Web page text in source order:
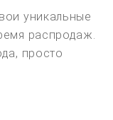
уникальные
распродаж.
просто